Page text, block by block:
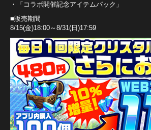
・「コラボ開催記念アイテムパック」
■販売期間
8/15(金)18:00～8/31(日)17:59